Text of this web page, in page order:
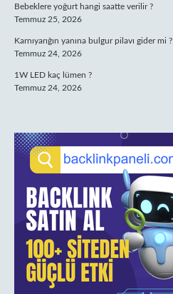
Bebeklere yoğurt hangi saatte verilir ?
Temmuz 25, 2026
Karnıyarığın yanına bulgur pilavı gider mi ?
Temmuz 24, 2026
1W LED kaç lümen ?
Temmuz 24, 2026